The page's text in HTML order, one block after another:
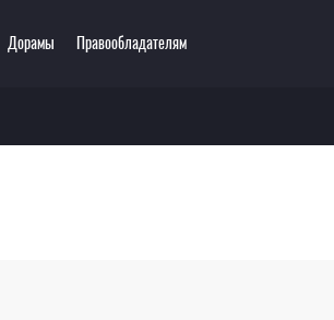
Этти
Дорамы Правообладателям